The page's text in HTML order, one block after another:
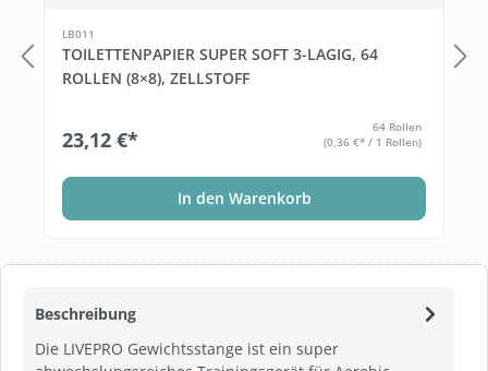
Beschreibung
Die LIVEPRO Gewichtsstange ist ein super
LB011
TOILETTENPAPIER SUPER SOFT 3-LAGIG, 64
ROLLEN (8×8), ZELLSTOFF
23,12 €*
64 Rollen
(0,36 €* / 1 Rollen)
In den Warenkorb